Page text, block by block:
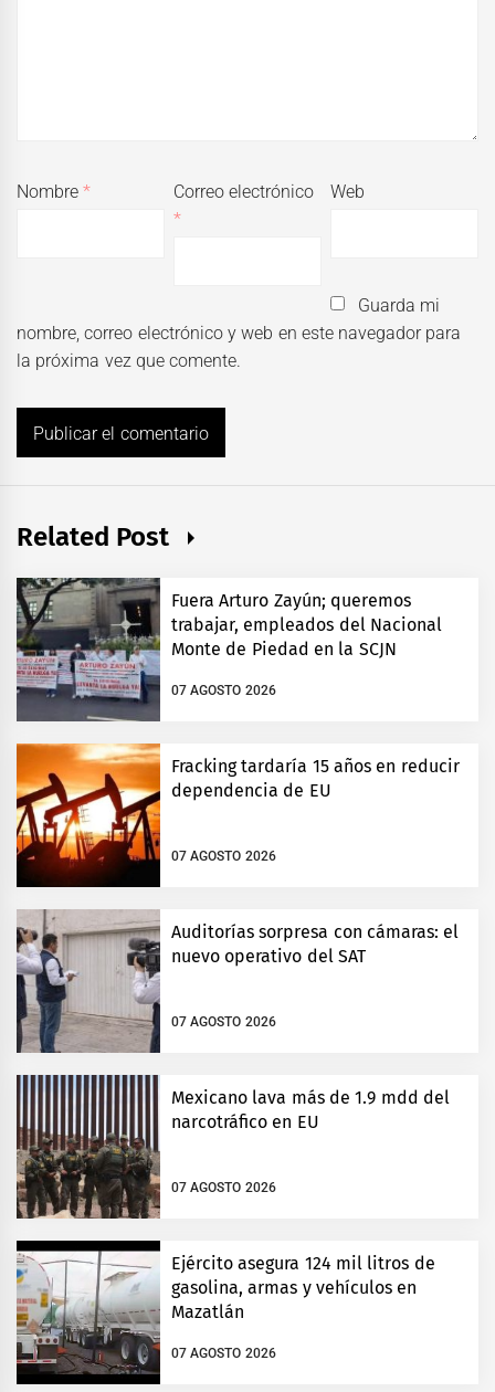
Nombre*
Correo electrónico
*
Web
Guarda mi
nombre, correo electrónico y web en este navegador para
la próxima vez que comente.
Related Post
Fuera Arturo Zayún; queremos
trabajar, empleados del Nacional
Monte de Piedad en la SCJN
07 AGOSTO 2026
Fracking tardaría 15 años en reducir
dependencia de EU
07 AGOSTO 2026
Auditorías sorpresa con cámaras: el
nuevo operativo del SAT
07 AGOSTO 2026
Mexicano lava más de 1.9 mdd del
narcotráfico en EU
07 AGOSTO 2026
Ejército asegura 124 mil litros de
gasolina, armas y vehículos en
Mazatlán
07 AGOSTO 2026